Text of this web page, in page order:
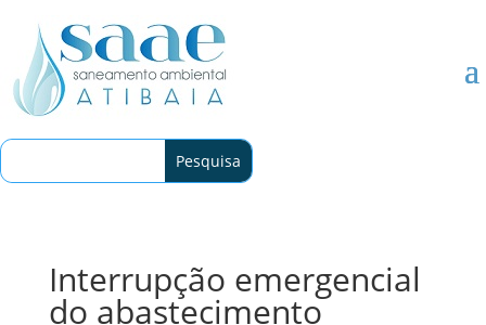
Interrupção emergencial
do abastecimento